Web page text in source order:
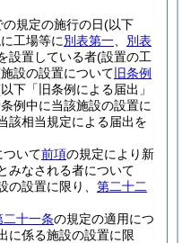
の規定の施行の日(以下
工場等に別表第一
別表
設置している者(設置の工
設の設置について 旧条例
下「旧条例による届出」
例中に当該施設の設置に
該相当規定による届出を
ついて前項の規定により新
みなされる者について
の設置に限り、 第二十二
二十一条の規定の適用につ
に係る施設の設置に限